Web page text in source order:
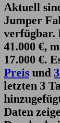
Aktuell
Jumper
verfügbar.
41.000 €,
17.000 €.
Preis und
letzten 3
Daten